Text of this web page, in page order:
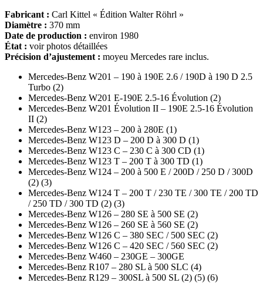
Fabricant : Carl Kittel « Édition Walter Röhrl »
Diamètre : 370 mm
Date de production : environ 1980
État : voir photos détaillées
Précision d’ajustement : moyeu Mercedes rare inclus.
Mercedes-Benz W201 – 190 à 190E 2.6 / 190D à 190 D 2.5
Turbo (2)
Mercedes-Benz W201 E-190E 2.5-16 Évolution (2)
Mercedes-Benz W201 Évolution II – 190E 2.5-16 Évolution
II (2)
Mercedes-Benz W123 – 200 à 280E (1)
Mercedes-Benz W123 D – 200 D à 300 D (1)
Mercedes-Benz W123 C – 230 C à 300 CD (1)
Mercedes-Benz W123 T – 200 T à 300 TD (1)
Mercedes-Benz W124 – 200 à 500 E / 200D / 250 D / 300D
(2) (3)
Mercedes-Benz W124 T – 200 T / 230 TE / 300 TE / 200 TD
/ 250 TD / 300 TD (2) (3)
Mercedes-Benz W126 – 280 SE à 500 SE (2)
Mercedes-Benz W126 – 260 SE à 560 SE (2)
Mercedes-Benz W126 C – 380 SEC / 500 SEC (2)
Mercedes-Benz W126 C – 420 SEC / 560 SEC (2)
Mercedes-Benz W460 – 230GE – 300GE
Mercedes-Benz R107 – 280 SL à 500 SLC (4)
Mercedes-Benz R129 – 300SL à 500 SL (2) (5) (6)